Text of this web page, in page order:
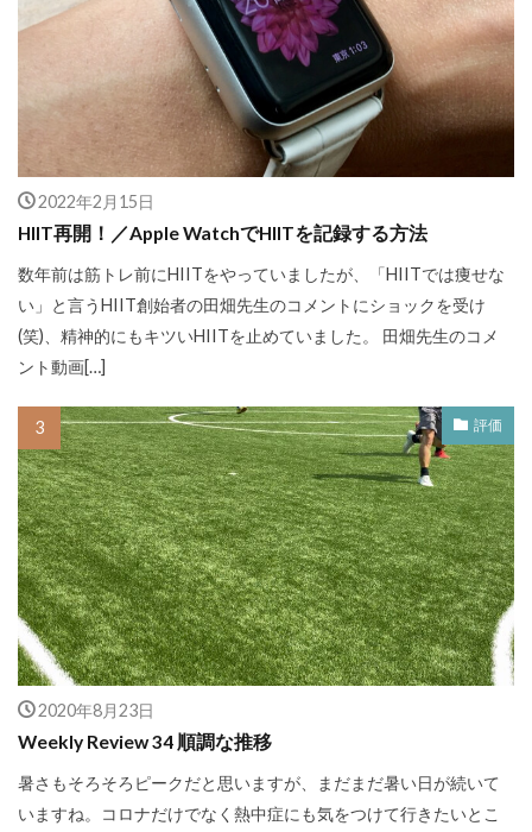
2022年2月15日
HIIT再開！／Apple WatchでHIITを記録する方法
数年前は筋トレ前にHIITをやっていましたが、「HIITでは痩せな
い」と言うHIIT創始者の田畑先生のコメントにショックを受け
(笑)、精神的にもキツいHIITを止めていました。 田畑先生のコメ
ント動画[…]
評価
2020年8月23日
Weekly Review 34 順調な推移
暑さもそろそろピークだと思いますが、まだまだ暑い日が続いて
いますね。コロナだけでなく熱中症にも気をつけて行きたいとこ